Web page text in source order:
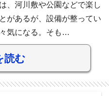
、河川敷や公園などで楽し
があるが、設備が整ってい
気になる。そも…
読む